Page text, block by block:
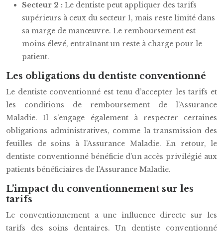
Secteur 2 : Le dentiste peut appliquer des tarifs
supérieurs à ceux du secteur 1, mais reste limité dans
sa marge de manœuvre. Le remboursement est
moins élevé, entraînant un reste à charge pour le
patient.
Les obligations du dentiste conventionné
Le dentiste conventionné est tenu d’accepter les tarifs et
les conditions de remboursement de l’Assurance
Maladie. Il s’engage également à respecter certaines
obligations administratives, comme la transmission des
feuilles de soins à l’Assurance Maladie. En retour, le
dentiste conventionné bénéficie d’un accès privilégié aux
patients bénéficiaires de l’Assurance Maladie.
L’impact du conventionnement sur les
tarifs
Le conventionnement a une influence directe sur les
tarifs des soins dentaires. Un dentiste conventionné